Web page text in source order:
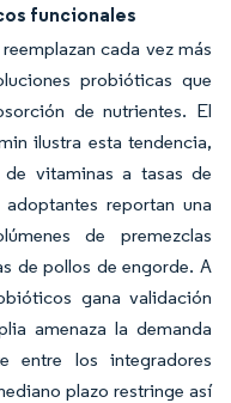
funcionales
cada vez más
probióticas que
de nutrientes. El
ilustra esta tendencia,
vitaminas a tasas de
reportan una
de premezclas
de pollos de engorde. A
gana validación
amenaza la demanda
entre los integradores
plazo restringe así